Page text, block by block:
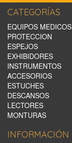
CATEGORÍAS
EQUIPOS MEDICOS
PROTECCION
ESPEJOS
EXHIBIDORES
INSTRUMENTOS
ACCESORIOS
ESTUCHES
DESCANSOS
LECTORES
MONTURAS
INFORMACIÓN